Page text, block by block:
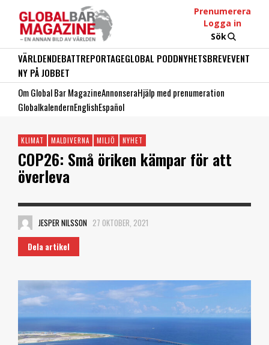
Prenumerera
Logga in
Sök
VÄRLDENDEBATTREPORTAGEGLOBAL PODDNYHETSBREVEVENT
NY PÅ JOBBET
Om Global Bar MagazineAnnonseraHjälp med prenumeration
GlobalkalendernEnglishEspañol
KLIMAT MALDIVERNA MILJÖ NYHET
COP26: Små öriken kämpar för att
överleva
JESPER NILSSON 27 OKTOBER, 2021
Dela artikel